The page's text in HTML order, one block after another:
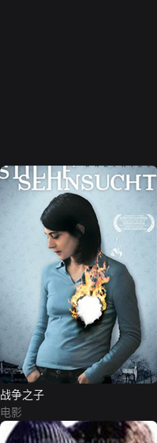
战争之子
电影